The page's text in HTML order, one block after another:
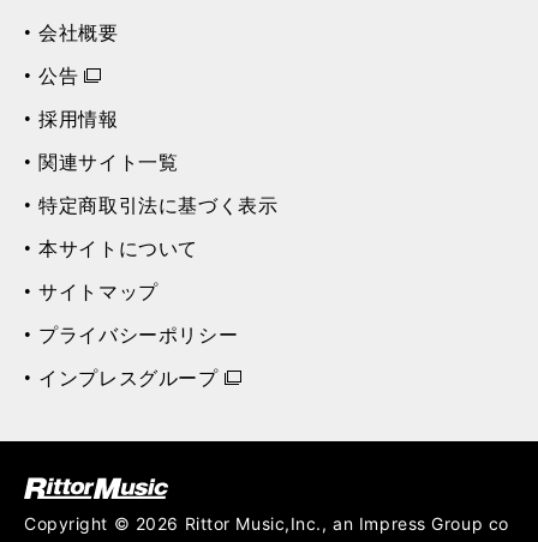
会社概要
公告
採用情報
関連サイト一覧
特定商取引法に基づく表示
本サイトについて
サイトマップ
プライバシーポリシー
インプレスグループ
ジック (Rittor Musi
Copyright © 2026 Rittor Music,Inc., an Impress Group co